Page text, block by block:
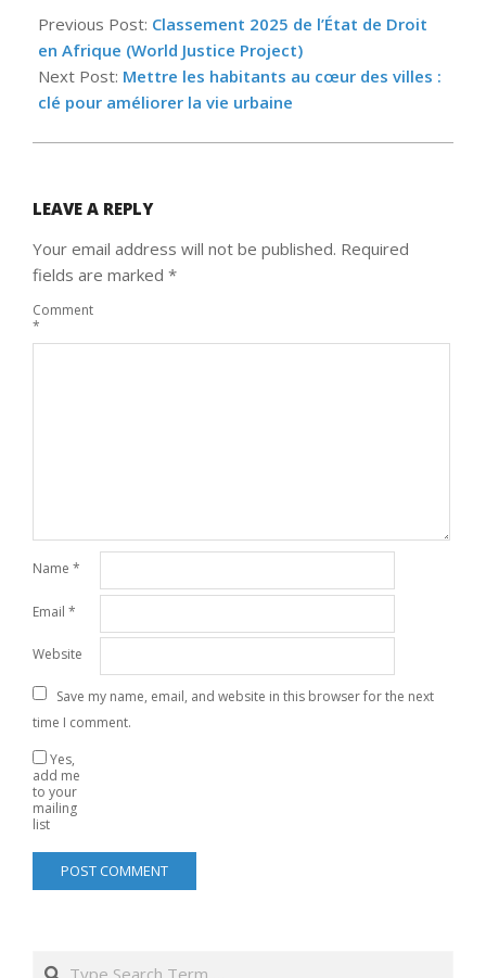
10-
30
Previous Post: Classement 2025 de l’État de Droit
en Afrique (World Justice Project)
Next Post: Mettre les habitants au cœur des villes :
clé pour améliorer la vie urbaine
LEAVE A REPLY
Your email address will not be published. Required
fields are marked *
Comment
*
Name *
Email *
Website
Save my name, email, and website in this browser for the next
time I comment.
Yes,
add me
to your
mailing
list
Search